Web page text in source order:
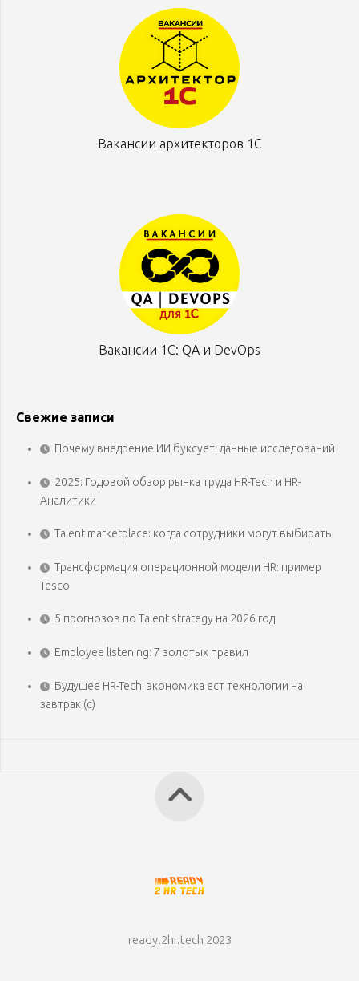
Вакансии архитекторов 1С
Вакансии 1С: QA и DevOps
Свежие записи
Почему внедрение ИИ буксует: данные исследований
2025: Годовой обзор рынка труда HR-Tech и HR-
Аналитики
Talent marketplace: когда сотрудники могут выбирать
Трансформация операционной модели HR: пример
Tesco
5 прогнозов по Talent strategy на 2026 год
Employee listening: 7 золотых правил
Будущее HR-Tech: экономика ест технологии на
завтрак (с)
ready.2hr.tech 2023